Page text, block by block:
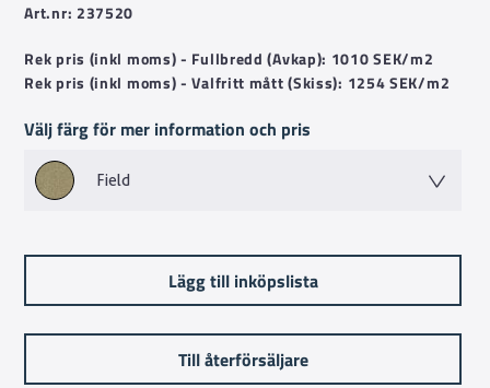
Art.nr: 237520
Rek pris (inkl moms) - Fullbredd (Avkap): 1010 SEK/m2
Rek pris (inkl moms) - Valfritt mått (Skiss): 1254 SEK/m2
Välj färg för mer information och pris
Field
Lägg till inköpslista
Till återförsäljare